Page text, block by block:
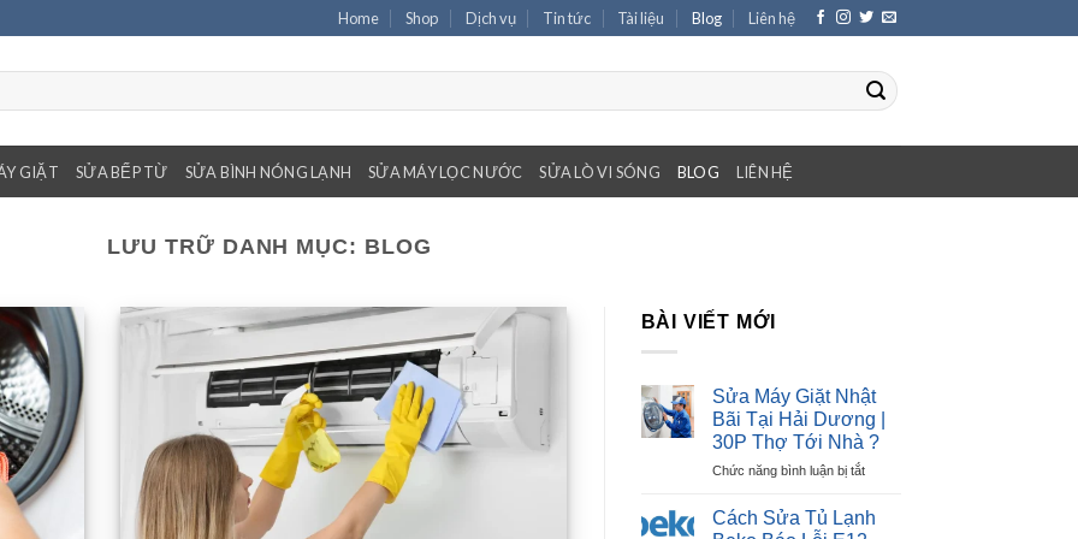
Home Shop Dịch vụ Tin tức Tài liệu Blog Liên hệ
GIẶT SỬA BẾP TỪ SỬA BÌNH NÓNG LẠNH SỬA MÁY LỌC NƯỚC SỬA LÒ VI SÓNG BLOG LIÊN HỆ
LƯU TRỮ DANH MỤC: BLOG
BÀI VIẾT MỚI
Sửa Máy Giặt Nhật
Bãi Tại Hải Dương |
30P Thợ Tới Nhà ?
Chức năng bình luận bị tắtở
Máy
Giặt
Cách Sửa Tủ Lạnh